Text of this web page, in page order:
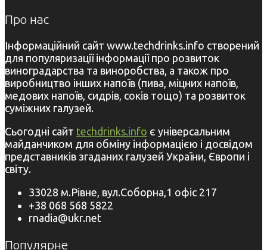
Про нас
Інформаційний сайт www.techdrinks.info створений
для популяризації інформації про розвиток
виноградарства та виноробства, а також про
виробництво інших напоїв (пива, міцних напоїв,
медових напоїв, сидрів, соків тощо) та розвиток
суміжних галузей.
Сьогодні сайт techdrinks.info є універсальним
майданчиком для обміну інформацією і досвідом
представників згаданих галузей України, Європи і
світу.
33028 м.Рівне, вул.Соборна,1 офіс 217
+38 068 568 5822
rnadia@ukr.net
Популярне